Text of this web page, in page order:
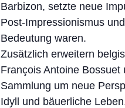
Barbizon, setzte neue
Post-Impressionismus
Bedeutung waren.
Zusätzlich erweitern
François Antoine
Sammlung um neue
Idyll und bäuerliche